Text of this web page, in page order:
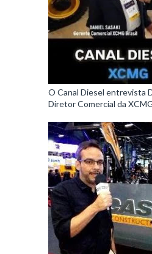
O Canal Diesel entrevista
Diretor Comercial da